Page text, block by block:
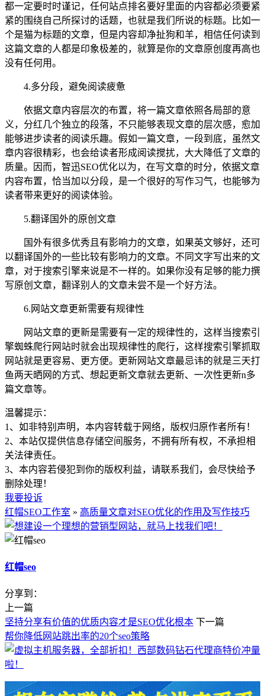
都一定要时时谨记，任何站点排名要好里面的内容都必须要紧
紧的围绕自己所探讨的话题，也就是我们所说的标题。比如一
个是猫为标题的文章，但是内容却净扯狗和羊，相信任何读到
这篇文章的人都是印象极差的，就算是你的文章原创度再高也
没有任何用。
4.多分段，避免阅读疲惫
依据文章内容层次的布置，将一篇文章依照各局部的意
义，分红几个独立的段落，不只能够表现文章的层次感，愈加
能够进步读者的阅读乐趣。假如一篇文章，一段到底，虽然文
章内容很精彩，也会给读者形成阅读搅扰，大大降低了文章的
质量。因而，智迅SEO优化以为，在写文章的时分，依据文章
内容布置，恰当加以分段，是一个很好的写作习气，也能够为
读者带来更好的阅读体验。
5.翻译国外的原创文章
国外有很多优秀且有影响力的文章，如果英文够好，还可
以翻译国外的一些比较有影响力的文章。不同文字写出来的文
章，对于搜索引擎来说是不一样的。如果你没有足够的能力撰
写原创文章，翻译别人的文章未尝不是一个好方法。
6.网站文章更新需要有规律性
网站文章的更新是需要有一定的规律性的，这样当搜索引
擎蜘蛛爬行网站时就会出现规律性的爬行，这样搜索引擎抓取
网站就是更容易、更方便。更新网站文章最忌讳的就是三天打
鱼两天晒网的方式、想起更新文章就去更新、一次性更新n多
篇文章等。
温馨提示：
1、如非特别声明，本内容转载于网络，版权归原作者所有！
2、本站仅提供信息存储空间服务，不拥有所有权，不承担相
关法律责任。
3、本内容若侵犯到你的版权利益，请联系我们，会尽快给予
删除处理！
我要投诉
红帽SEO工作室 » 高质量文章对SEO优化的作用及写作技巧
红帽seo
分享到：
上一篇
坚持分享有价值的优质内容才是SEO优化根本 下一篇
帮你降低网站跳出率的20个seo策略